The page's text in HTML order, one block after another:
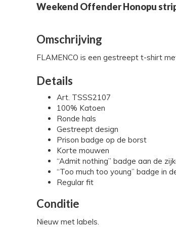
Weekend Offender Honopu
Omschrijving
FLAMENCO is een gestreept t-shirt
Details
Art. TSSS2107
100% Katoen
Ronde hals
Gestreept design
Prison badge op de borst
Korte mouwen
“Admit nothing” badge aan de
“Too much too young” badge in
Regular fit
Conditie
Nieuw met labels.